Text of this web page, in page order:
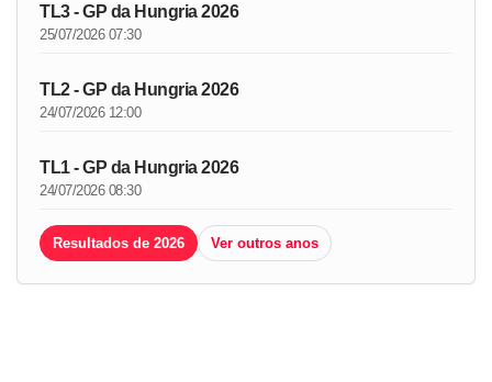
TL3 - GP da Hungria 2026
25/07/2026 07:30
TL2 - GP da Hungria 2026
24/07/2026 12:00
TL1 - GP da Hungria 2026
24/07/2026 08:30
Resultados de 2026 Ver outros anos